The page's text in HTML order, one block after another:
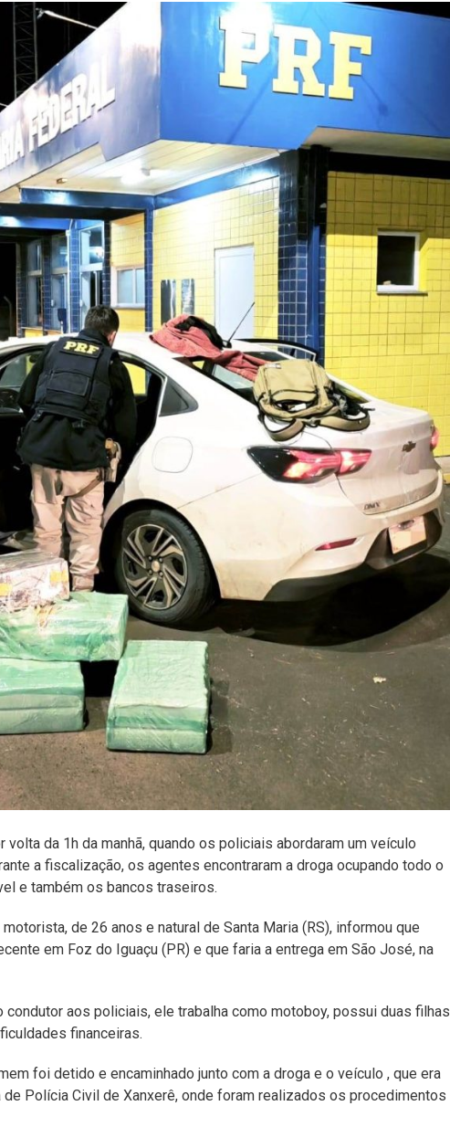
volta da 1h da manhã, quando os policiais abordaram um veículo
a fiscalização, os agentes encontraram a droga ocupando todo o
e também os bancos traseiros.
motorista, de 26 anos e natural de Santa Maria (RS), informou que
em Foz do Iguaçu (PR) e que faria a entrega em São José, na
condutor aos policiais, ele trabalha como motoboy, possui duas filhas
financeiras.
foi detido e encaminhado junto com a droga e o veículo , que era
de Polícia Civil de Xanxerê, onde foram realizados os procedimentos